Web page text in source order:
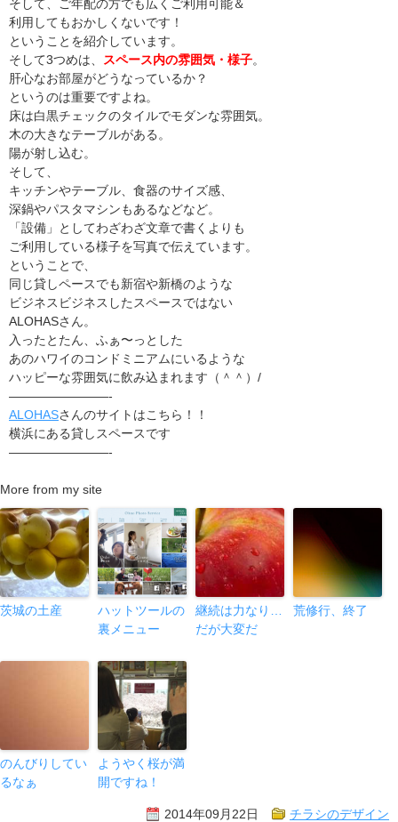
そして、ご年配の方でも広くご利用可能＆
利用してもおかしくないです！
ということを紹介しています。
そして3つめは、
スペース内の雰囲気・様子。
肝心なお部屋がどうなっているか？
というのは重要ですよね。
床は白黒チェックのタイルでモダンな雰囲気。
木の大きなテーブルがある。
陽が射し込む。
そして、
キッチンやテーブル、食器のサイズ感、
深鍋やパスタマシンもあるなどなど。
「設備」としてわざわざ文章で書くよりも
ご利用している様子を写真で伝えています。
ということで、
同じ貸しペースでも新宿や新橋のような
ビジネスビジネスしたスペースではない
ALOHASさん。
入ったとたん、ふぁ〜っとした
あのハワイのコンドミニアムにいるような
ハッピーな雰囲気に飲み込まれます（＾＾）/
————————-
ALOHASさんのサイトはこちら！！
横浜にある貸しスペースです
————————-
More from my site
茨城の土産
ハットツールの
裏メニュー
継続は力なり…
だが大変だ
荒修行、終了
のんびりしてい
るなぁ
ようやく桜が満
開ですね！
2014年09月22日 チラシのデザイン